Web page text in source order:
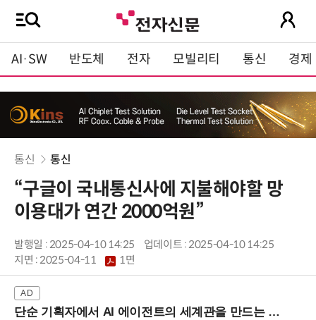
AI·SW 반도체 전자 모빌리티 통신 경제
통신 통신
“구글이 국내통신사에 지불해야할 망
이용대가 연간 2000억원”
발행일 : 2025-04-10 14:25
업데이트 : 2025-04-10 14:25
지면 :2025-04-11 1면
단순 기획자에서 AI 에이전트의 세계관을 만드는 지식 설계자로.. (8/20 강남역)